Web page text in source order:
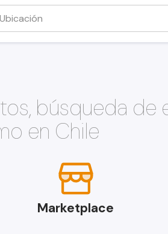
búsqueda
en Chile
Marketplace